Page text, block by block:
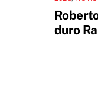
duro